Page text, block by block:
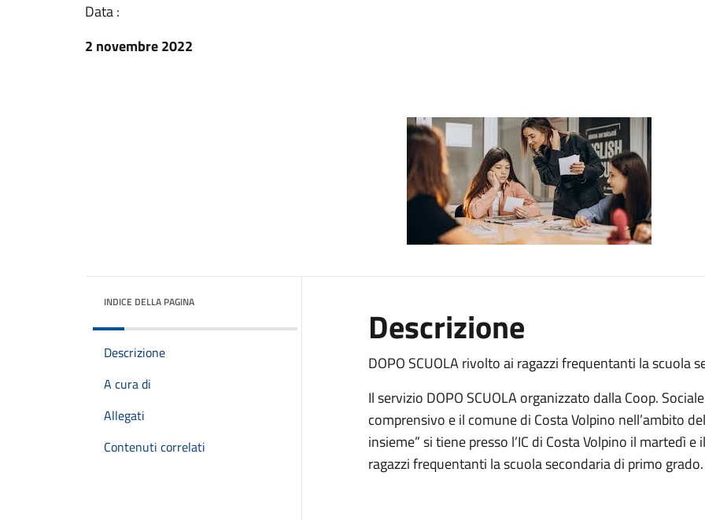
Data :
2 novembre 2022
INDICE DELLA PAGINA
Descrizione
A cura di
Allegati
Contenuti correlati
Descrizione
DOPO SCUOLA rivolto ai ragazzi frequentanti la scuola
Il servizio DOPO SCUOLA organizzato dalla Coop.
comprensivo e il comune di Costa Volpino nell’ambito
insieme” si tiene presso l’IC di Costa Volpino il martedì
ragazzi frequentanti la scuola secondaria di primo